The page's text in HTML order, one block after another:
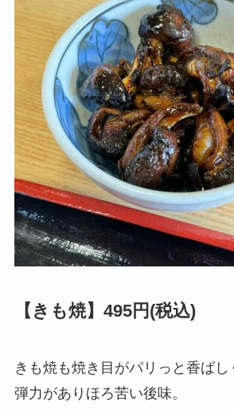
【きも焼】495円(税込)
きも焼も焼き目がパリっと香ば
弾力がありほろ苦い後味。